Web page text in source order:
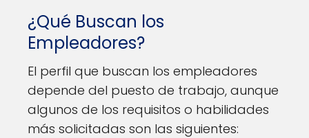
¿Qué Buscan los
Empleadores?
El perfil que buscan los empleadores
depende del puesto de trabajo, aunque
algunos de los requisitos o habilidades
más solicitadas son las siguientes: